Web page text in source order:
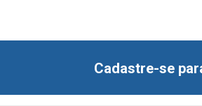
Cadastre-se